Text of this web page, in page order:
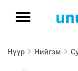
Нүүр Нийгэм